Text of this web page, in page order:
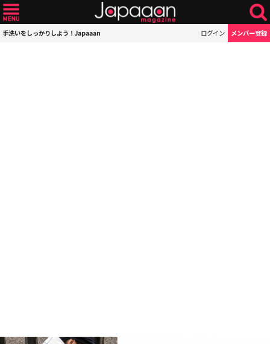
手洗いをしっかりしよう！Japaaan ログイン メンバー登録